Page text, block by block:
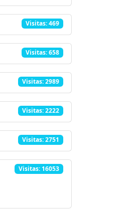
Visitas: 469
Visitas: 658
Visitas: 2989
Visitas: 2222
Visitas: 2751
Visitas: 16053